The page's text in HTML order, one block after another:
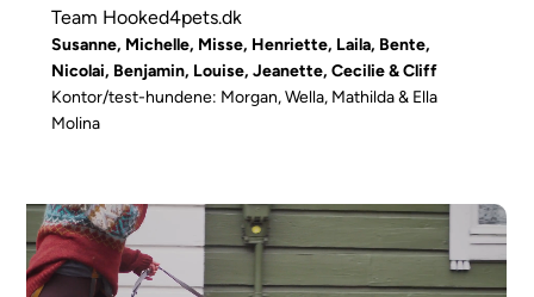
Team Hooked4pets.dk
Susanne, Michelle, Misse, Henriette, Laila, Bente,
Nicolai, Benjamin, Louise, Jeanette, Cecilie & Cliff
Kontor/test-hundene: Morgan, Wella, Mathilda & Ella
Molina